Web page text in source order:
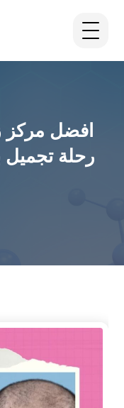
افضل مركز